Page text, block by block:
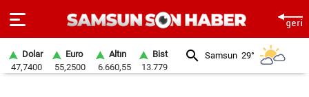
Dolar
47,7400
Euro
55,2500
Altın
6.660,55
Bist
13.779
Samsun 29°